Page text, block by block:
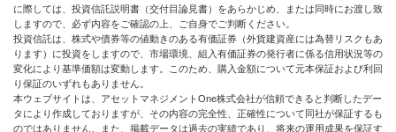
に際しては、投資信託説明書（交付目論見書）をあらかじめ、または同時にお渡し致
しますので、必ず内容をご確認の上、ご自身でご判断ください。
投資信託は、株式や債券等の値動きのある有価証券（外貨建資産には為替リスクもあ
ります）に投資をしますので、市場環境、組入有価証券の発行者に係る信用状況等の
変化により基準価額は変動します。このため、購入金額について元本保証および利回
り保証のいずれもありません。
本ウェブサイトは、アセットマネジメントOne株式会社が信頼できると判断したデー
タにより作成しておりますが、その内容の完全性、正確性について同社が保証するも
のではありません。また、掲載データは過去の実績であり、将来の運用成果を保証す